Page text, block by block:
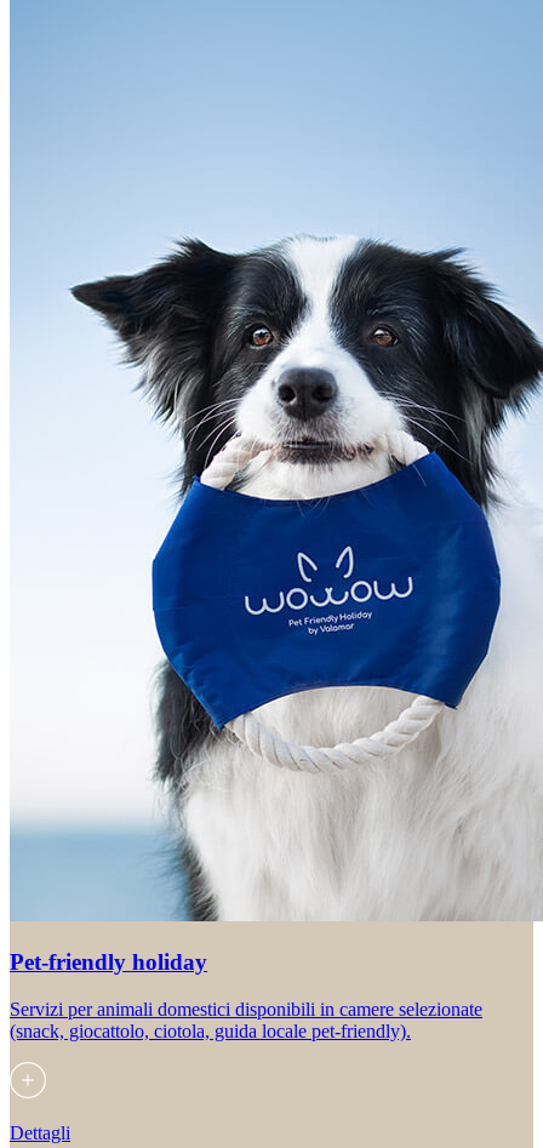
Pet-friendly holiday
Servizi per animali domestici disponibili in camere selezionate
(snack, giocattolo, ciotola, guida locale pet-friendly).
Dettagli